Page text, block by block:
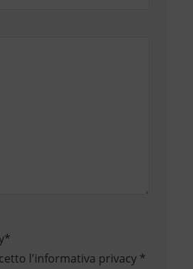
*
l'informativa privacy*